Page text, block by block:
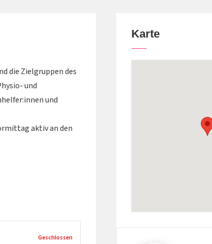
die Zielgruppen des
und
und
aktiv an den
Geschlossen
Karte